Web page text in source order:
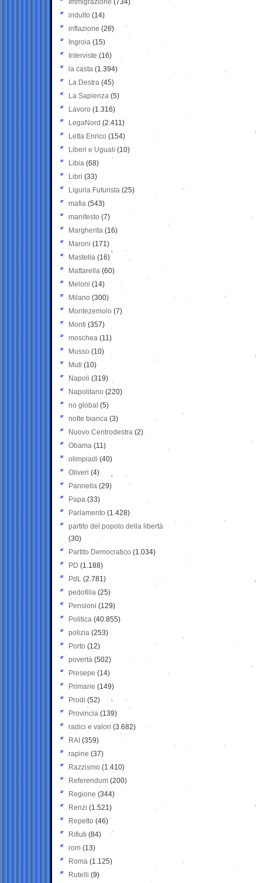
Immigrazione (734)
indulto (14)
inflazione (26)
Ingroia (15)
Interviste (16)
la casta (1.394)
La Destra (45)
La Sapienza (5)
Lavoro (1.316)
LegaNord (2.411)
Letta Enrico (154)
Liberi e Uguali (10)
Libia (68)
Libri (33)
Liguria Futurista (25)
mafia (543)
manifesto (7)
Margherita (16)
Maroni (171)
Mastella (16)
Mattarella (60)
Meloni (14)
Milano (300)
Montezemolo (7)
Monti (357)
moschea (11)
Musso (10)
Muti (10)
Napoli (319)
Napolitano (220)
no global (5)
notte bianca (3)
Nuovo Centrodestra (2)
Obama (11)
olimpiadi (40)
Oliveri (4)
Pannella (29)
Papa (33)
Parlamento (1.428)
partito del popolo della libertà
(30)
Partito Democratico (1.034)
PD (1.188)
PdL (2.781)
pedofilia (25)
Pensioni (129)
Politica (40.855)
polizia (253)
Porto (12)
povertà (502)
Presepe (14)
Primarie (149)
Prodi (52)
Provincia (139)
radici e valori (3.682)
RAI (359)
rapine (37)
Razzismo (1.410)
Referendum (200)
Regione (344)
Renzi (1.521)
Repetto (46)
Rifiuti (84)
rom (13)
Roma (1.125)
Rutelli (9)